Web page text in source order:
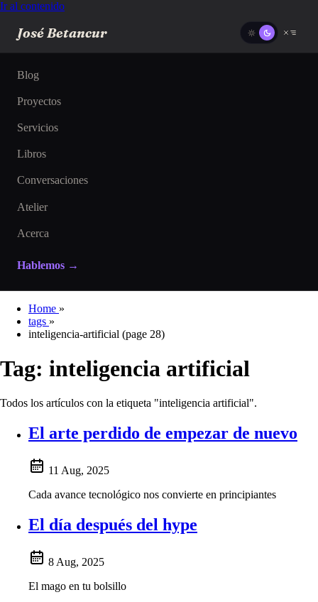
Ir al contenido
José Betancur
Blog
Proyectos
Servicios
Libros
Conversaciones
Atelier
Acerca
Hablemos →
Home »
tags »
inteligencia-artificial (page 28)
Tag: inteligencia artificial
Todos los artículos con la etiqueta "inteligencia artificial".
El arte perdido de empezar de nuevo
11 Aug, 2025
Cada avance tecnológico nos convierte en principiantes
El día después del hype
8 Aug, 2025
El mago en tu bolsillo